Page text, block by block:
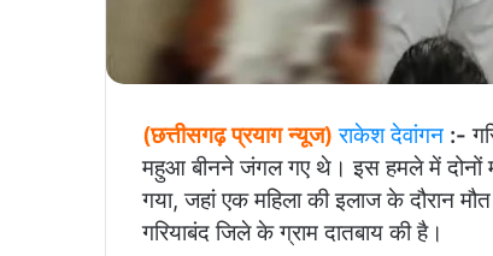
(छत्तीसगढ़ प्रयाग न्यूज)राकेश देवांगन :-
महुआ बीनने जंगल गए थे। इस हमले में दोनों
गया, जहां एक महिला की इलाज के दौरान
गरियाबंद जिले के ग्राम दातबाय की है।